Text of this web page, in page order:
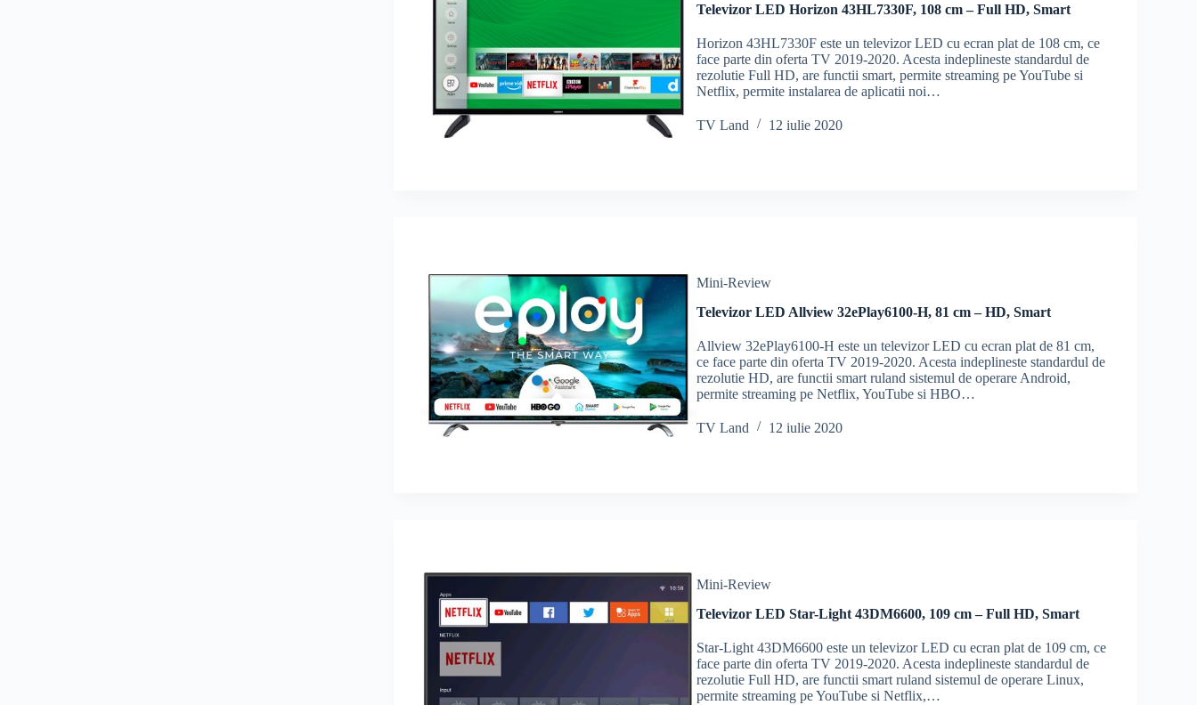
Televizor LED Horizon 43HL7330F, 108 cm – Full HD, Smart
Horizon 43HL7330F este un televizor LED cu ecran plat de 108 cm, ce
face parte din oferta TV 2019-2020. Acesta indeplineste standardul de
rezolutie Full HD, are functii smart, permite streaming pe YouTube si
Netflix, permite instalarea de aplicatii noi…
TV Land 12 iulie 2020
Mini-Review
Televizor LED Allview 32ePlay6100-H, 81 cm – HD, Smart
Allview 32ePlay6100-H este un televizor LED cu ecran plat de 81 cm,
ce face parte din oferta TV 2019-2020. Acesta indeplineste standardul de
rezolutie HD, are functii smart ruland sistemul de operare Android,
permite streaming pe Netflix, YouTube si HBO…
TV Land 12 iulie 2020
Mini-Review
Televizor LED Star-Light 43DM6600, 109 cm – Full HD, Smart
Star-Light 43DM6600 este un televizor LED cu ecran plat de 109 cm, ce
face parte din oferta TV 2019-2020. Acesta indeplineste standardul de
rezolutie Full HD, are functii smart ruland sistemul de operare Linux,
permite streaming pe YouTube si Netflix,…